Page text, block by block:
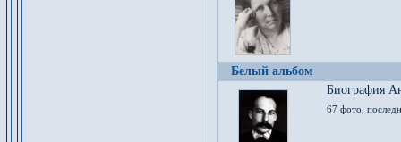
Белый альбом
Биография
67 фото,